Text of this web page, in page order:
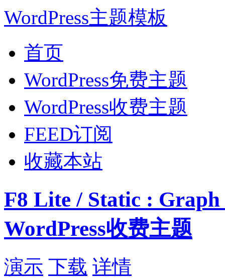
WordPress主题模板
首页
WordPress免费主题
WordPress收费主题
FEED订阅
收藏本站
F8 Lite / Static : Graph
WordPress收费主题
演示 下载 详情